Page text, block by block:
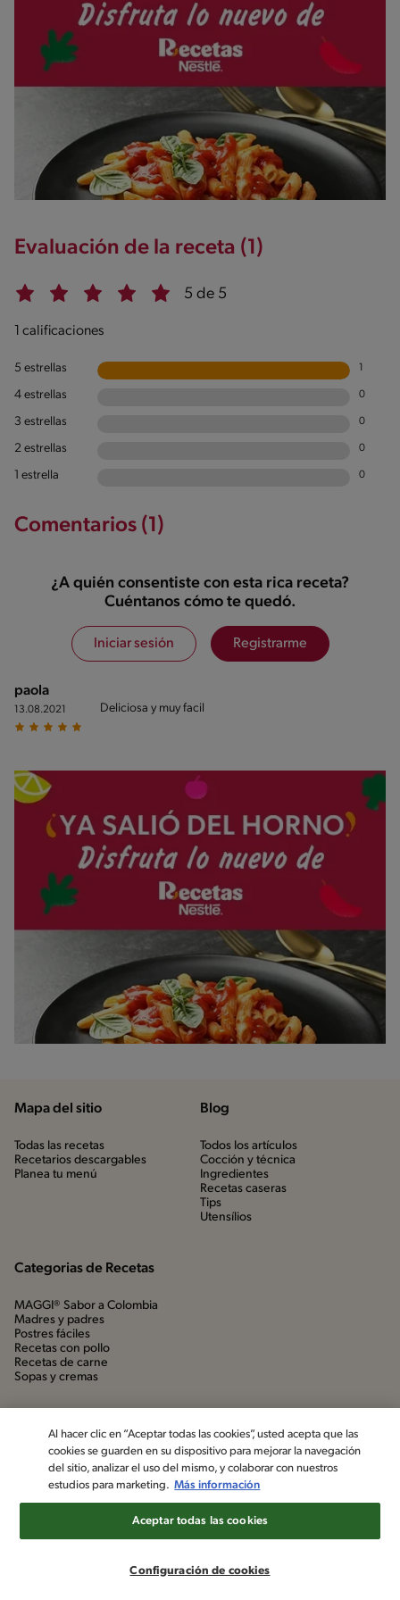
1.7g / %
Evaluación de la receta (1)
5 de 5
1 calificaciones
5 estrellas
4 estrellas 0
3 estrellas 0
2 estrellas 0
1 estrella 0
Comentarios (1)
¿A quién consentiste con esta rica receta?
Cuéntanos cómo te quedó.
Iniciar sesión Registrarme
paola
13.08.2021 Deliciosa y muy facil
Mapa del sitio
Todas las recetas
Recetarios descargables
Planea tu menú
Blog
Todos los artículos
Cocción y técnica
Ingredientes
Recetas caseras
Tips
Utensílios
Categorias de Recetas
MAGGI® Sabor a Colombia
Madres y padres
Postres fáciles
Recetas con pollo
Recetas de carne
Sopas y cremas
©2022, Nestlé. Marcas registradas por Société dels Produits Nestlé,
Al hacer clic en “Aceptar todas las cookies”, usted acepta que las
cookies se guarden en su dispositivo para mejorar la navegación
del sitio, analizar el uso del mismo, y colaborar con nuestros
estudios para marketing. Más información
Configuración de cookies
Aceptar todas las cookies